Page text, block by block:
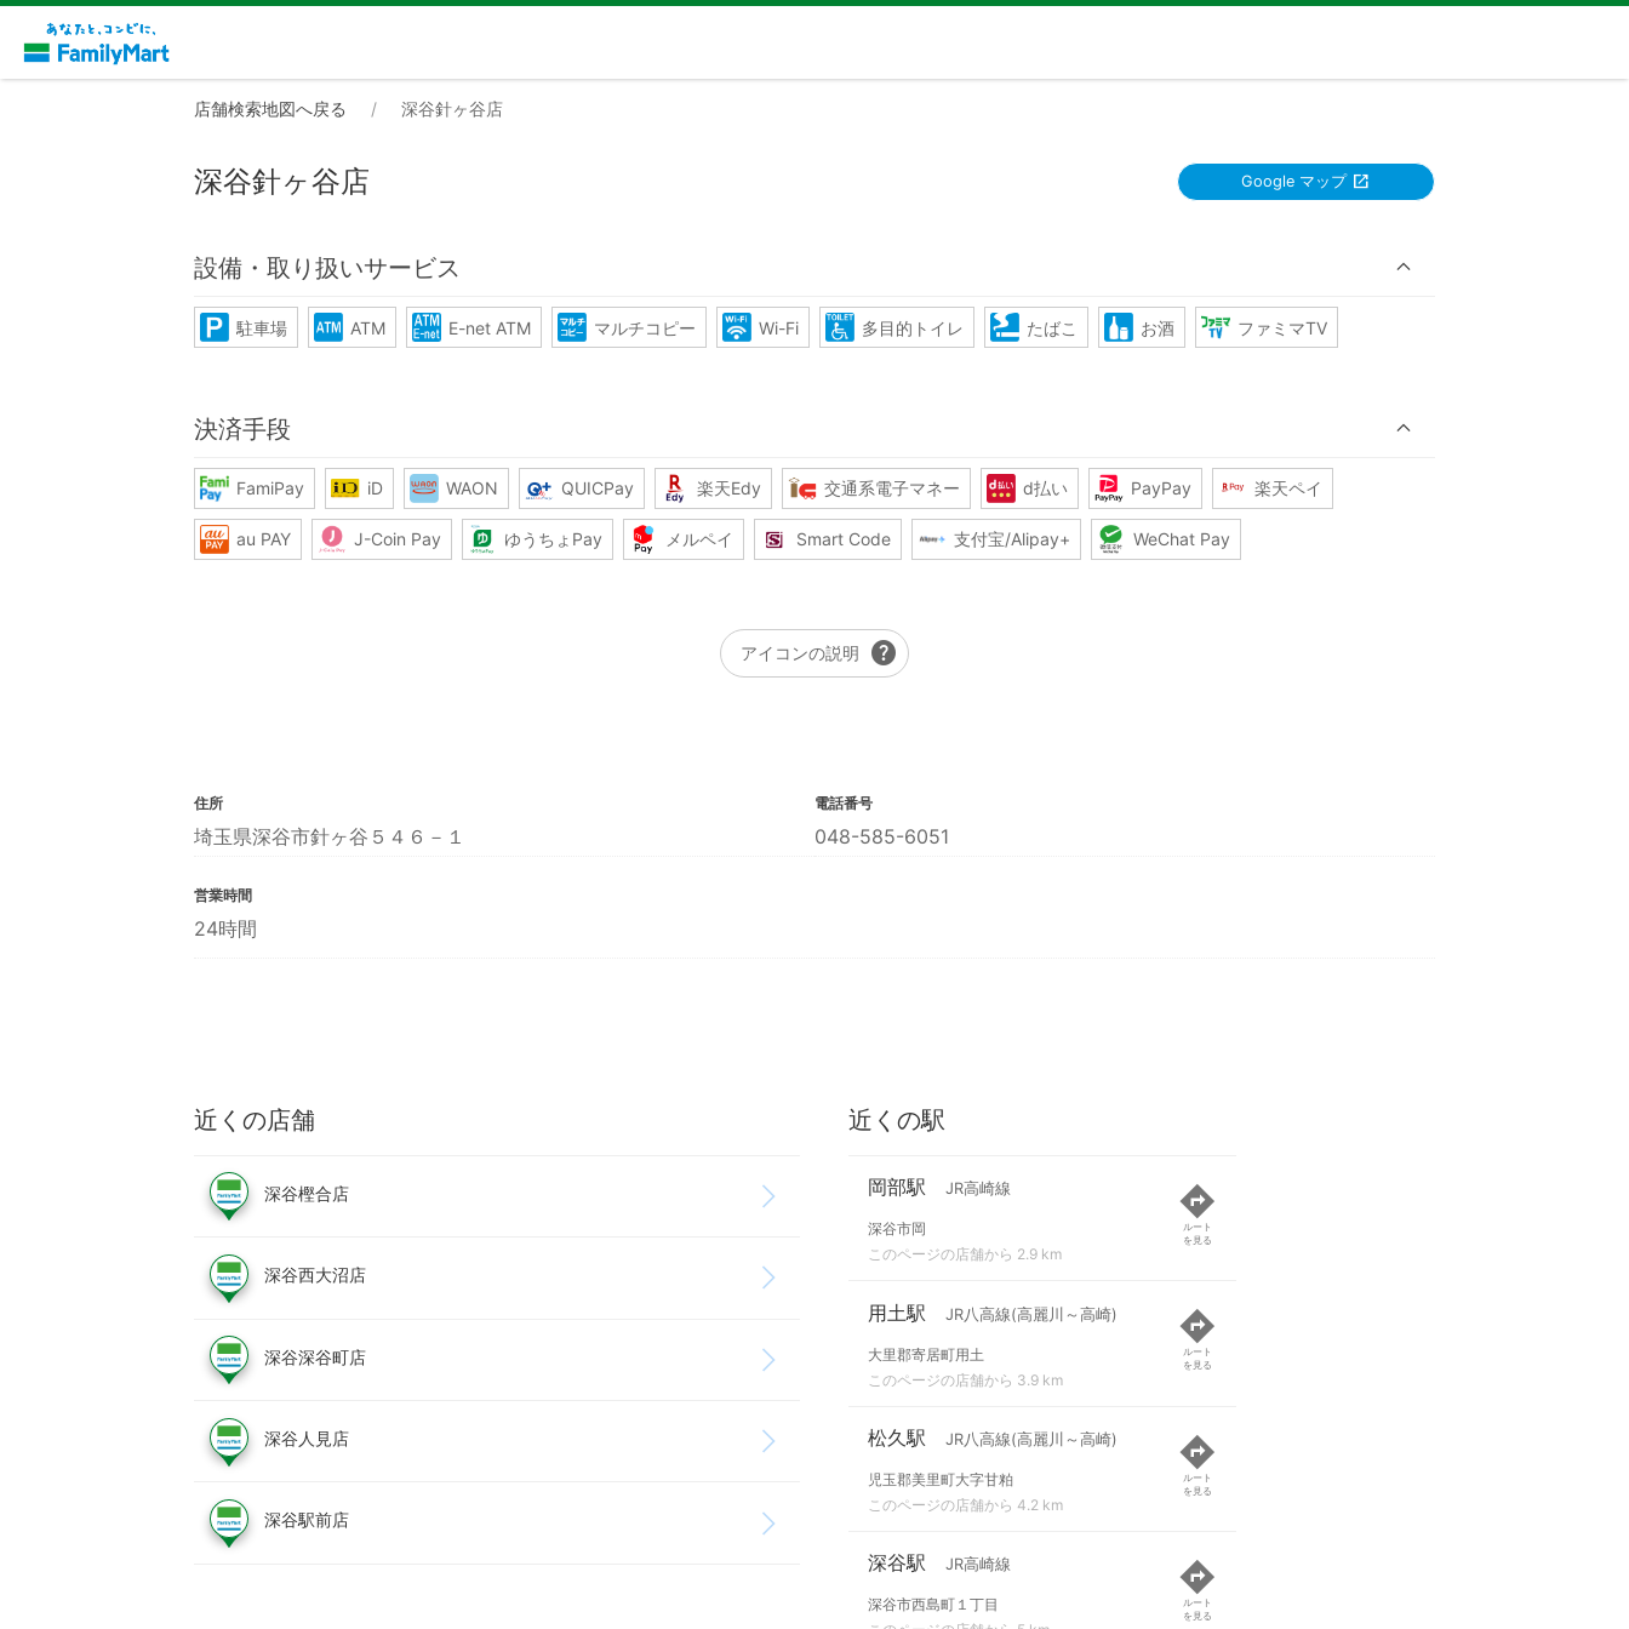
店舗検索地図へ戻る 深谷針ヶ谷店
深谷針ヶ谷店 Google マップ
設備・取り扱いサービス
駐車場 ATM E-net ATM マルチコピー Wi-Fi 多目的トイレ たばこ お酒 ファミマTV
決済手段
FamiPay iD WAON QUICPay 楽天Edy 交通系電子マネー d払い PayPay 楽天ペイ
au PAY J-Coin Pay ゆうちょPay メルペイ Smart Code 支付宝/Alipay+ WeChat Pay
アイコンの説明 help
住所
埼玉県深谷市針ヶ谷５４６－１
電話番号
048-585-6051
営業時間
24時間
近くの店舗
深谷樫合店
深谷西大沼店
深谷深谷町店
深谷人見店
深谷駅前店
近くの駅
岡部駅 JR高崎線
深谷市岡
このページの店舗から 2.9 km
ルート
を見る
用土駅 JR八高線(高麗川～高崎)
大里郡寄居町用土
このページの店舗から 3.9 km
ルート
を見る
松久駅 JR八高線(高麗川～高崎)
児玉郡美里町大字甘粕
このページの店舗から 4.2 km
ルート
を見る
深谷駅 JR高崎線
深谷市西島町１丁目
ルート
を見る